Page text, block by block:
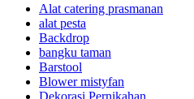
Alat catering prasmanan
alat pesta
Backdrop
bangku taman
Barstool
Blower mistyfan
Dekorasi Pernikahan